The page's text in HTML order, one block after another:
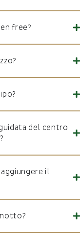
free?
del centro
il